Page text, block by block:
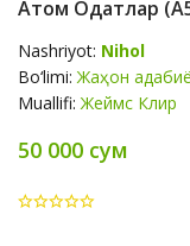
Атом Одатлар
Nashriyot: Nihol
Bo‘limi:Жаҳон
Muallifi:Жеймс Клир
50 000 сум